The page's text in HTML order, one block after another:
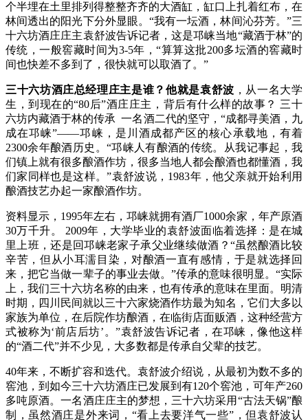
个半埋在土里排列得整整齐齐的大酒缸，缸口上扎着红布，在
林间透出的阳光下分外显眼。“我有一坛酒，林间沁芬芳。”三
十六坊酒庄庄主袁舒波告诉记者，这是邛崃当地“藏酒于林”的
传统，一般窖藏时间为3-5年，“算算这批200多坛酒的窖藏时
间也快差不多到了，很快就可以取酒了。”
三十六坊酒庄总经理庄主是谁？他就是袁舒波 ， 从一名大学
生，到现在的“80后”酒庄庄主，背后有什么样的故事？ 三十
六坊内藏酒于林的传承 一名酒二代的坚守，“成都寻美酒，九
成在邛崃”——邛崃，是川酒成都产区的核心承载地，有着
2300余年酿酒历史。“邛崃人有酿酒的传统。从我记事起，我
们镇上就有很多酿酒作坊，很多当地人都会酿酒也都懂酒，我
们家同样也是这样。”袁舒波说，1983年，他父亲就开始利用
酿酒技艺办起一家酿酒作坊。
资料显示，1995年左右，邛崃就拥有酒厂1000余家，年产原酒
30万千升。 2009年，大学毕业的袁舒波面临着选择：是在城
里上班，还是回邛崃老家子承父业继续做酒？“虽然酿酒比较
辛苦，但从小耳濡目染，对酿酒一直有感情，于是就选择回
来，把它当做一辈子的事业去做。”传承的意味很明显。“实际
上，我们三十六坊名称的由来，也有传承的意味在里面。明清
时期，四川民间就以三十六家烧酒作坊最为知名，它们大多以
家族为单位，在后院作坊酿酒，在临街店面贩酒，这种经营方
式被称为‘前店后坊’。”袁舒波告诉记者，在邛崃，像他这样
的“酒二代”并不少见，大多数都是传承自父辈的技艺。
40年来，不断扩容和迭代。袁舒波介绍说，从最初为数不多的
窖池，到如今三十六坊酒庄已发展到有120个窖池，可年产260
多吨原酒。一名酒庄庄主的梦想，三十六坊采用“古法天锅”酿
制，虽然酒庄是外来词，“看上去要洋气一些”，但袁舒波认